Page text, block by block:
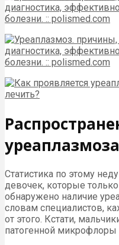
уреаплазмоза
Статистика по этому
девочек, которые
обнаружено наличие
словам специалистов,
от этого. Кстати,
патогенной микрофлоры